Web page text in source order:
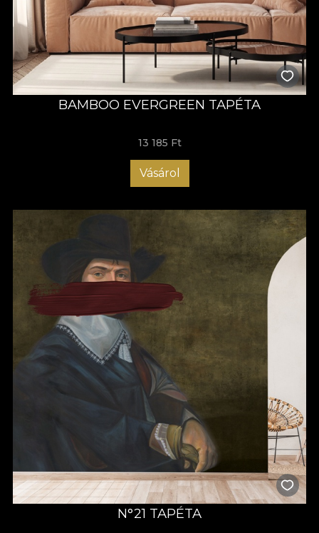
BAMBOO EVERGREEN TAPÉTA
13 185 Ft
Vásárol
N°21 TAPÉTA